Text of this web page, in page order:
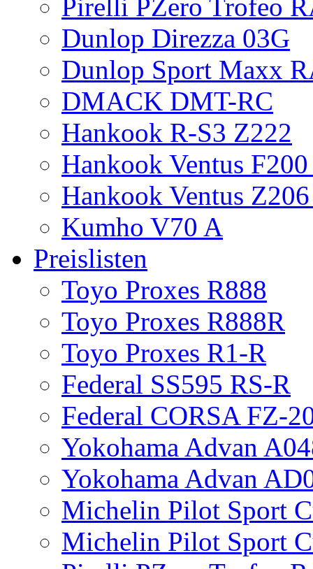
Pirelli PZero Trofeo
Dunlop Direzza 03G
Dunlop Sport Maxx
DMACK DMT-RC
Hankook R-S3 Z222
Hankook Ventus
Hankook Ventus
Kumho V70 A
Preislisten
Toyo Proxes R888
Toyo Proxes R888R
Toyo Proxes R1-R
Federal SS595 RS-R
Federal CORSA FZ-
Yokohama Advan
Yokohama Advan
Michelin Pilot Sport
Michelin Pilot Sport